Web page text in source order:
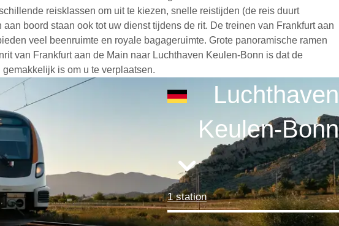
reisklassen om uit te kiezen, snelle reistijden (de reis duurt
boord staan ook tot uw dienst tijdens de rit. De treinen van Frankfurt aan
veel beenruimte en royale bagageruimte. Grote panoramische ramen
van Frankfurt aan de Main naar Luchthaven Keulen-Bonn is dat de
is om u te verplaatsen.
Luchthaven
Keulen-Bonn
1 station